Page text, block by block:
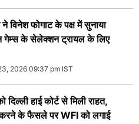
ने विनेश फोगाट के पक्ष में सुनाया
गेम्स के सेलेक्शन ट्रायल के लिए
2026 09:37 pm IST
दिल्ली हाई कोर्ट से मिली राहत,
करने के फैसले पर WFI को लगाई